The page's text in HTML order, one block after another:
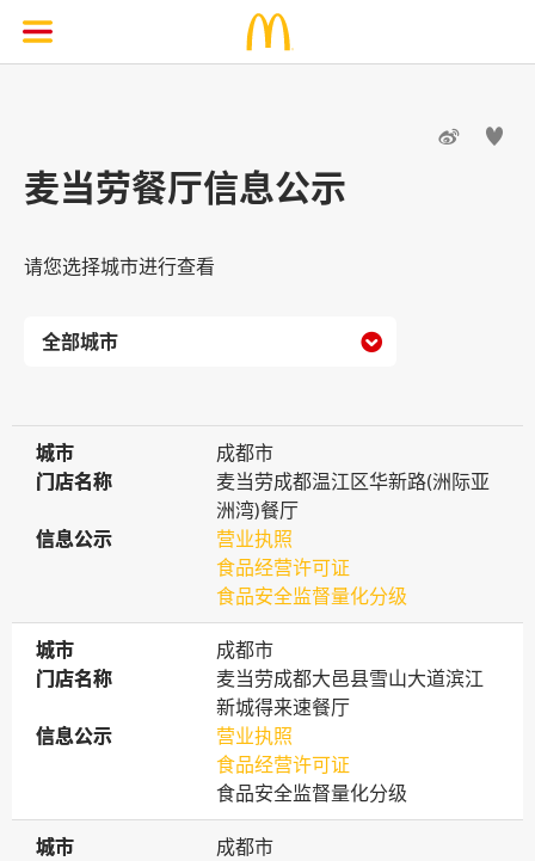
 
麦当劳餐厅信息公示
请您选择城市进行查看

城市
城市
成都市
门店名称
门店名称
麦当劳成都温江区华新路(洲际亚
洲湾)餐厅
信息公示
信息公示
营业执照
食品经营许可证
食品安全监督量化分级
城市
城市
成都市
门店名称
门店名称
麦当劳成都大邑县雪山大道滨江
新城得来速餐厅
信息公示
信息公示
营业执照
食品经营许可证
食品安全监督量化分级
城市
城市
成都市